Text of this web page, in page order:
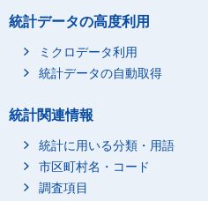
統計データの高度利用
ミクロデータ利用
統計データの自動取得
統計関連情報
統計に用いる分類・用語
市区町村名・コード
調査項目